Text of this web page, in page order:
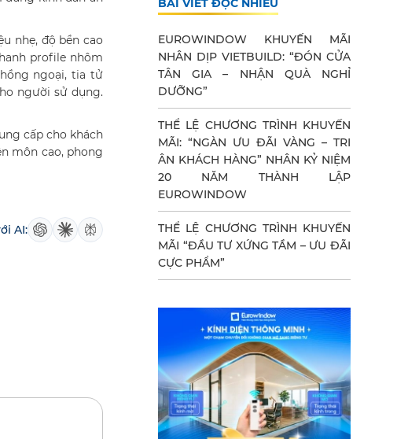
nhẹ, độ bền cao
profile nhôm
ngoại, tia tử
người sử dụng.
cấp cho khách
môn cao, phong
AI:
BÀI VIẾT ĐỌC NHIỀU
EUROWINDOW KHUYẾN MÃI
NHÂN DỊP VIETBUILD: “ĐÓN CỬA
TÂN GIA – NHẬN QUÀ NGHỈ
DƯỠNG”
THỂ LỆ CHƯƠNG TRÌNH KHUYẾN
MÃI: “NGÀN ƯU ĐÃI VÀNG – TRI
ÂN KHÁCH HÀNG” NHÂN KỶ NIỆM
20 NĂM THÀNH LẬP
EUROWINDOW
THỂ LỆ CHƯƠNG TRÌNH KHUYẾN
MÃI “ĐẦU TƯ XỨNG TẦM – ƯU ĐÃI
CỰC PHẨM”